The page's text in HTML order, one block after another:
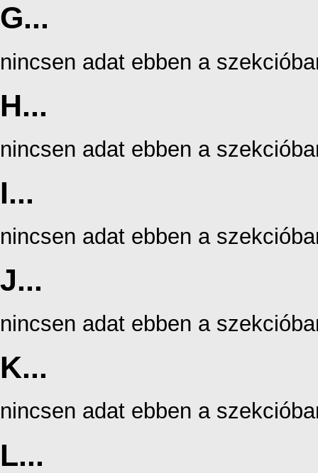
G...
nincsen adat ebben a
H...
nincsen adat ebben a
I...
nincsen adat ebben a
J...
nincsen adat ebben a
K...
nincsen adat ebben a
L...